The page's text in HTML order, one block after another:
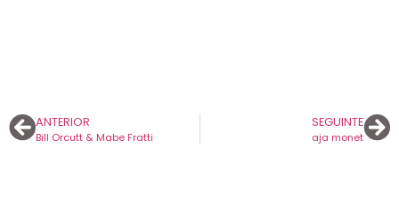
ANTERIOR
Bill Orcutt & Mabe Fratti
SEGUINTE
aja monet